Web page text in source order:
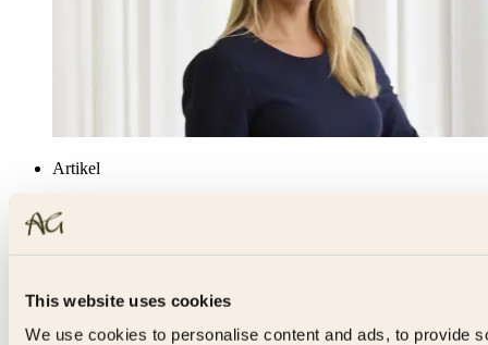
This website uses cookies
We use cookies to personalise content and ads, to provide
Artikel
Beräknade avhjälpandekostnader - kan ny praxis
ge ledning?